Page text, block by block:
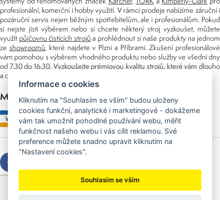
profesionální, komerční i hobby využití. V rámci prodeje nabízíme záruční i
pozáruční servis nejen běžným spotřebitelům, ale i profesionálům. Pokud
si nejste jisti výběrem nebo si chcete některý stroj vyzkoušet, můžete
využít půjčovnu čistících strojů a prohlédnout si naše produkty na jednom
ze showroomů, které najdete v Plzni a Příbrami. Zkušení profesionálové
vám pomohou s výběrem vhodného produktu nebo služby ve všední dny
od 7.30 do 16.30. Vyzkoušejte prémiovou kvalitu strojů, které vám dlouho
a dobře poslouží nejen doma, ale i v zaměstnání.
Možnosti platby
Copyright © 2026 Sedláček s.r.o.
Created byOLC Webdesign
Informace o cookies
Kliknutím na "Souhlasím se vším" budou uloženy
cookies funkční, analytické i marketingové - dokážeme
vám tak umožnit pohodlné používání webu, měřit
funkčnost našeho webu i vás cílit reklamou. Své
preference můžete snadno upravit kliknutím na
"Nastavení cookies".
Souhlasím se vším